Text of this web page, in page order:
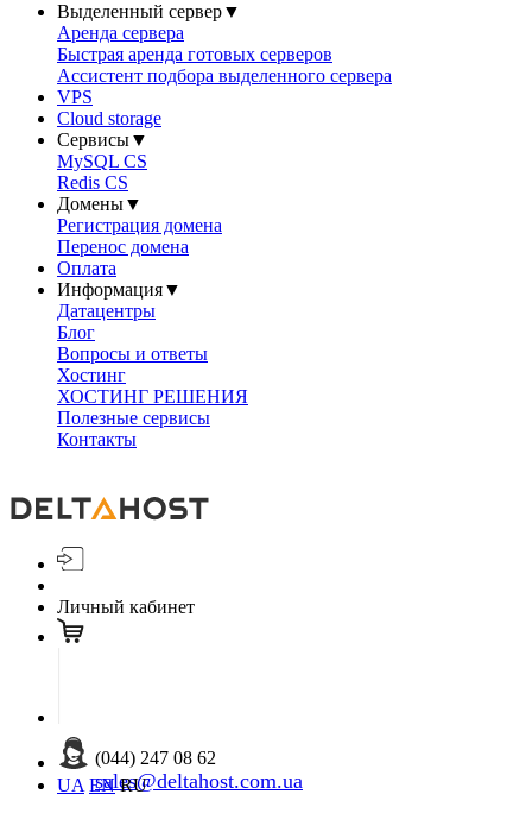
Выделенный сервер▼
Аренда сервера
Быстрая аренда готовых серверов
Ассистент подбора выделенного сервера
VPS
Cloud storage
Сервисы▼
MySQL CS
Redis CS
Домены▼
Регистрация домена
Перенос домена
Оплата
Информация▼
Датацентры
Блог
Вопросы и ответы
Хостинг
ХОСТИНГ РЕШЕНИЯ
Полезные сервисы
Контакты
Личный кабинет
(044) 247 08 62
sales@deltahost.com.ua
UA EN RU